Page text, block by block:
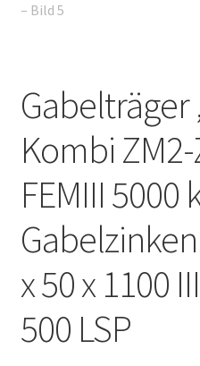
Gabelträger
Kombi
FEMIII 5000
x 50 x 1100
500 LSP